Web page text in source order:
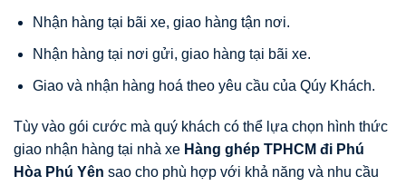
Nhận hàng tại bãi xe, giao hàng tận nơi.
Nhận hàng tại nơi gửi, giao hàng tại bãi xe.
Giao và nhận hàng hoá theo yêu cầu của Qúy Khách.
Tùy vào gói cước mà quý khách có thể lựa chọn hình thức
giao nhận hàng tại nhà xe Hàng ghép TPHCM đi Phú
Hòa Phú Yên sao cho phù hợp với khả năng và nhu cầu